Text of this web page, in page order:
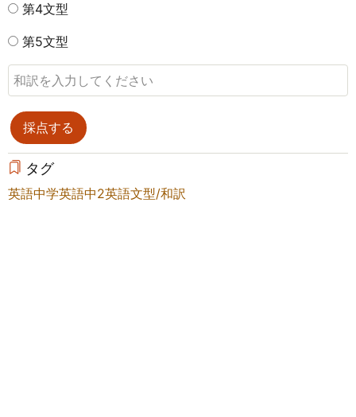
第4文型
第5文型
タグ
英語中学英語中2英語文型/和訳